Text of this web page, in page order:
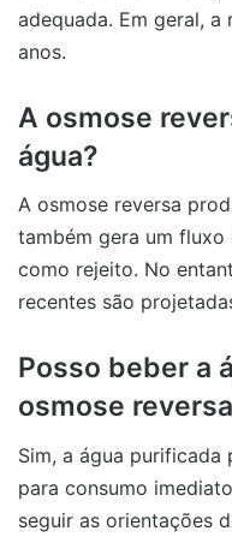
adequada. Em geral,
anos.
A osmose
água?
A osmose reversa
também gera um fluxo
como rejeito. No
recentes são
Posso beber a
osmose
Sim, a água purificada
para consumo
seguir as orientações